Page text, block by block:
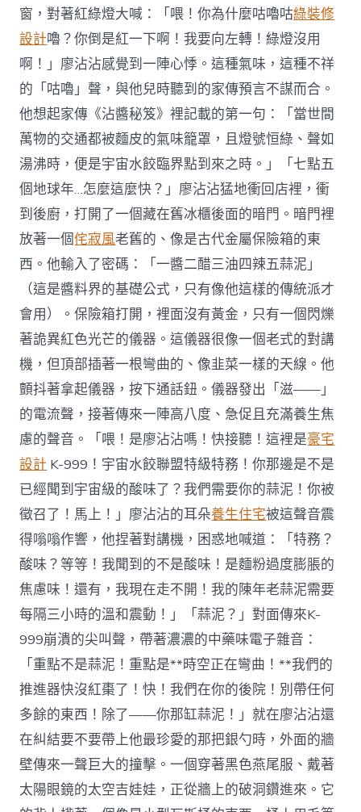
窗，對著紅綠燈大喊：「喂！你為什麼咕嚕咕綠裝修
設計嚕？你倒是紅一下啊！我要向左轉！綠燈沒用
啊！」廖沾沾感覺到一陣心悸。這種氣味，這種不祥
的「咕嚕」聲，與他兒時聽到的家傳預言不謀而合。
他想起家傳《沾醬秘笈》裡記載的第一句：「當世間
萬物的交通都被麵皮的氣味籠罩，且燈號恒綠、聲如
湯沸時，便是宇宙水餃臨界點到來之時。」「七點五
個地球年…怎麼這麼快？」廖沾沾猛地衝回店裡，衝
到後廚，打開了一個藏在舊冰櫃後面的暗門。暗門裡
放著一個侘寂風老舊的、像是古代金屬保險箱的東
西。他輸入了密碼：「一醬二醋三油四辣五蒜泥」
（這是醬料界的基礎公式，只有像他這樣的傳統派才
會用）。保險箱打開，裡面沒有黃金，只有一個閃爍
著詭異紅色光芒的儀器。這儀器很像一個老式的對講
機，但頂部插著一根彎曲的、像韭菜一樣的天線。他
顫抖著拿起儀器，按下通話鈕。儀器發出「滋——」
的電流聲，接著傳來一陣高八度、急促且充滿養生焦
慮的聲音。「喂！是廖沾沾嗎！快接聽！這裡是豪宅
設計 K-999！宇宙水餃聯盟特級特務！你那邊是不是
已經聞到宇宙級的酸味了？我們需要你的蒜泥！你被
徵召了！馬上！」廖沾沾的耳朵養生住宅被這聲音震
得嗡嗡作響，他捏著對講機，困惑地喊道：「特務？
酸味？等等！我聞到的不是酸味！是麵粉過度膨脹的
焦慮味！還有，我現在走不開！我的陳年老蒜泥需要
每隔三小時的溫和震動！」「蒜泥？」對面傳來K-
999崩潰的尖叫聲，帶著濃濃的中藥味電子雜音：
「重點不是蒜泥！重點是**時空正在彎曲！**我們的
推進器快沒紅棗了！快！我們在你的後院！別帶任何
多餘的東西！除了——你那缸蒜泥！」就在廖沾沾還
在糾結要不要帶上他最珍愛的那把銀勺時，外面的牆
壁傳來一聲巨大的撞擊。一個穿著黑色燕尾服、戴著
太陽眼鏡的太空吉娃娃，正從牆上的破洞鑽進來。它